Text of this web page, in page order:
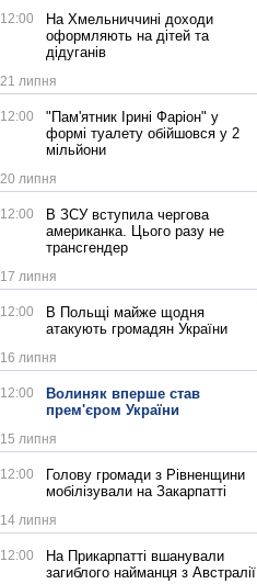
12:00
На Хмельниччині доходи
оформляють на дітей та
дідуганів
21 липня
12:00
"Пам'ятник Ірині Фаріон" у
формі туалету обійшовся у 2
мільйони
20 липня
12:00
В ЗСУ вступила чергова
американка. Цього разу не
трансгендер
17 липня
12:00
В Польщі майже щодня
атакують громадян України
16 липня
12:00
Волиняк вперше став
прем'єром України
15 липня
12:00
Голову громади з Рівненщини
мобілізували на Закарпатті
14 липня
12:00
На Прикарпатті вшанували
загиблого найманця з Австралії